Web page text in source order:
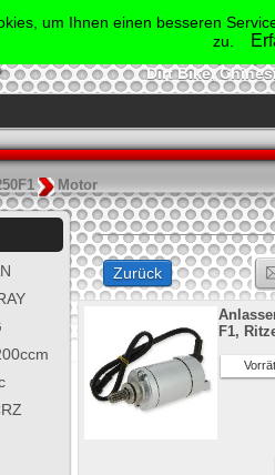
Der Spezialist für
Shineray,
Dirt Bike,
Motor
Zurück
F1,
um Ihnen einen besseren
zu.